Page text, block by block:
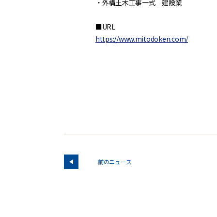
・外構土木工事一式 建設業
■URL
https://www.mitodoken.com/
前のニュース